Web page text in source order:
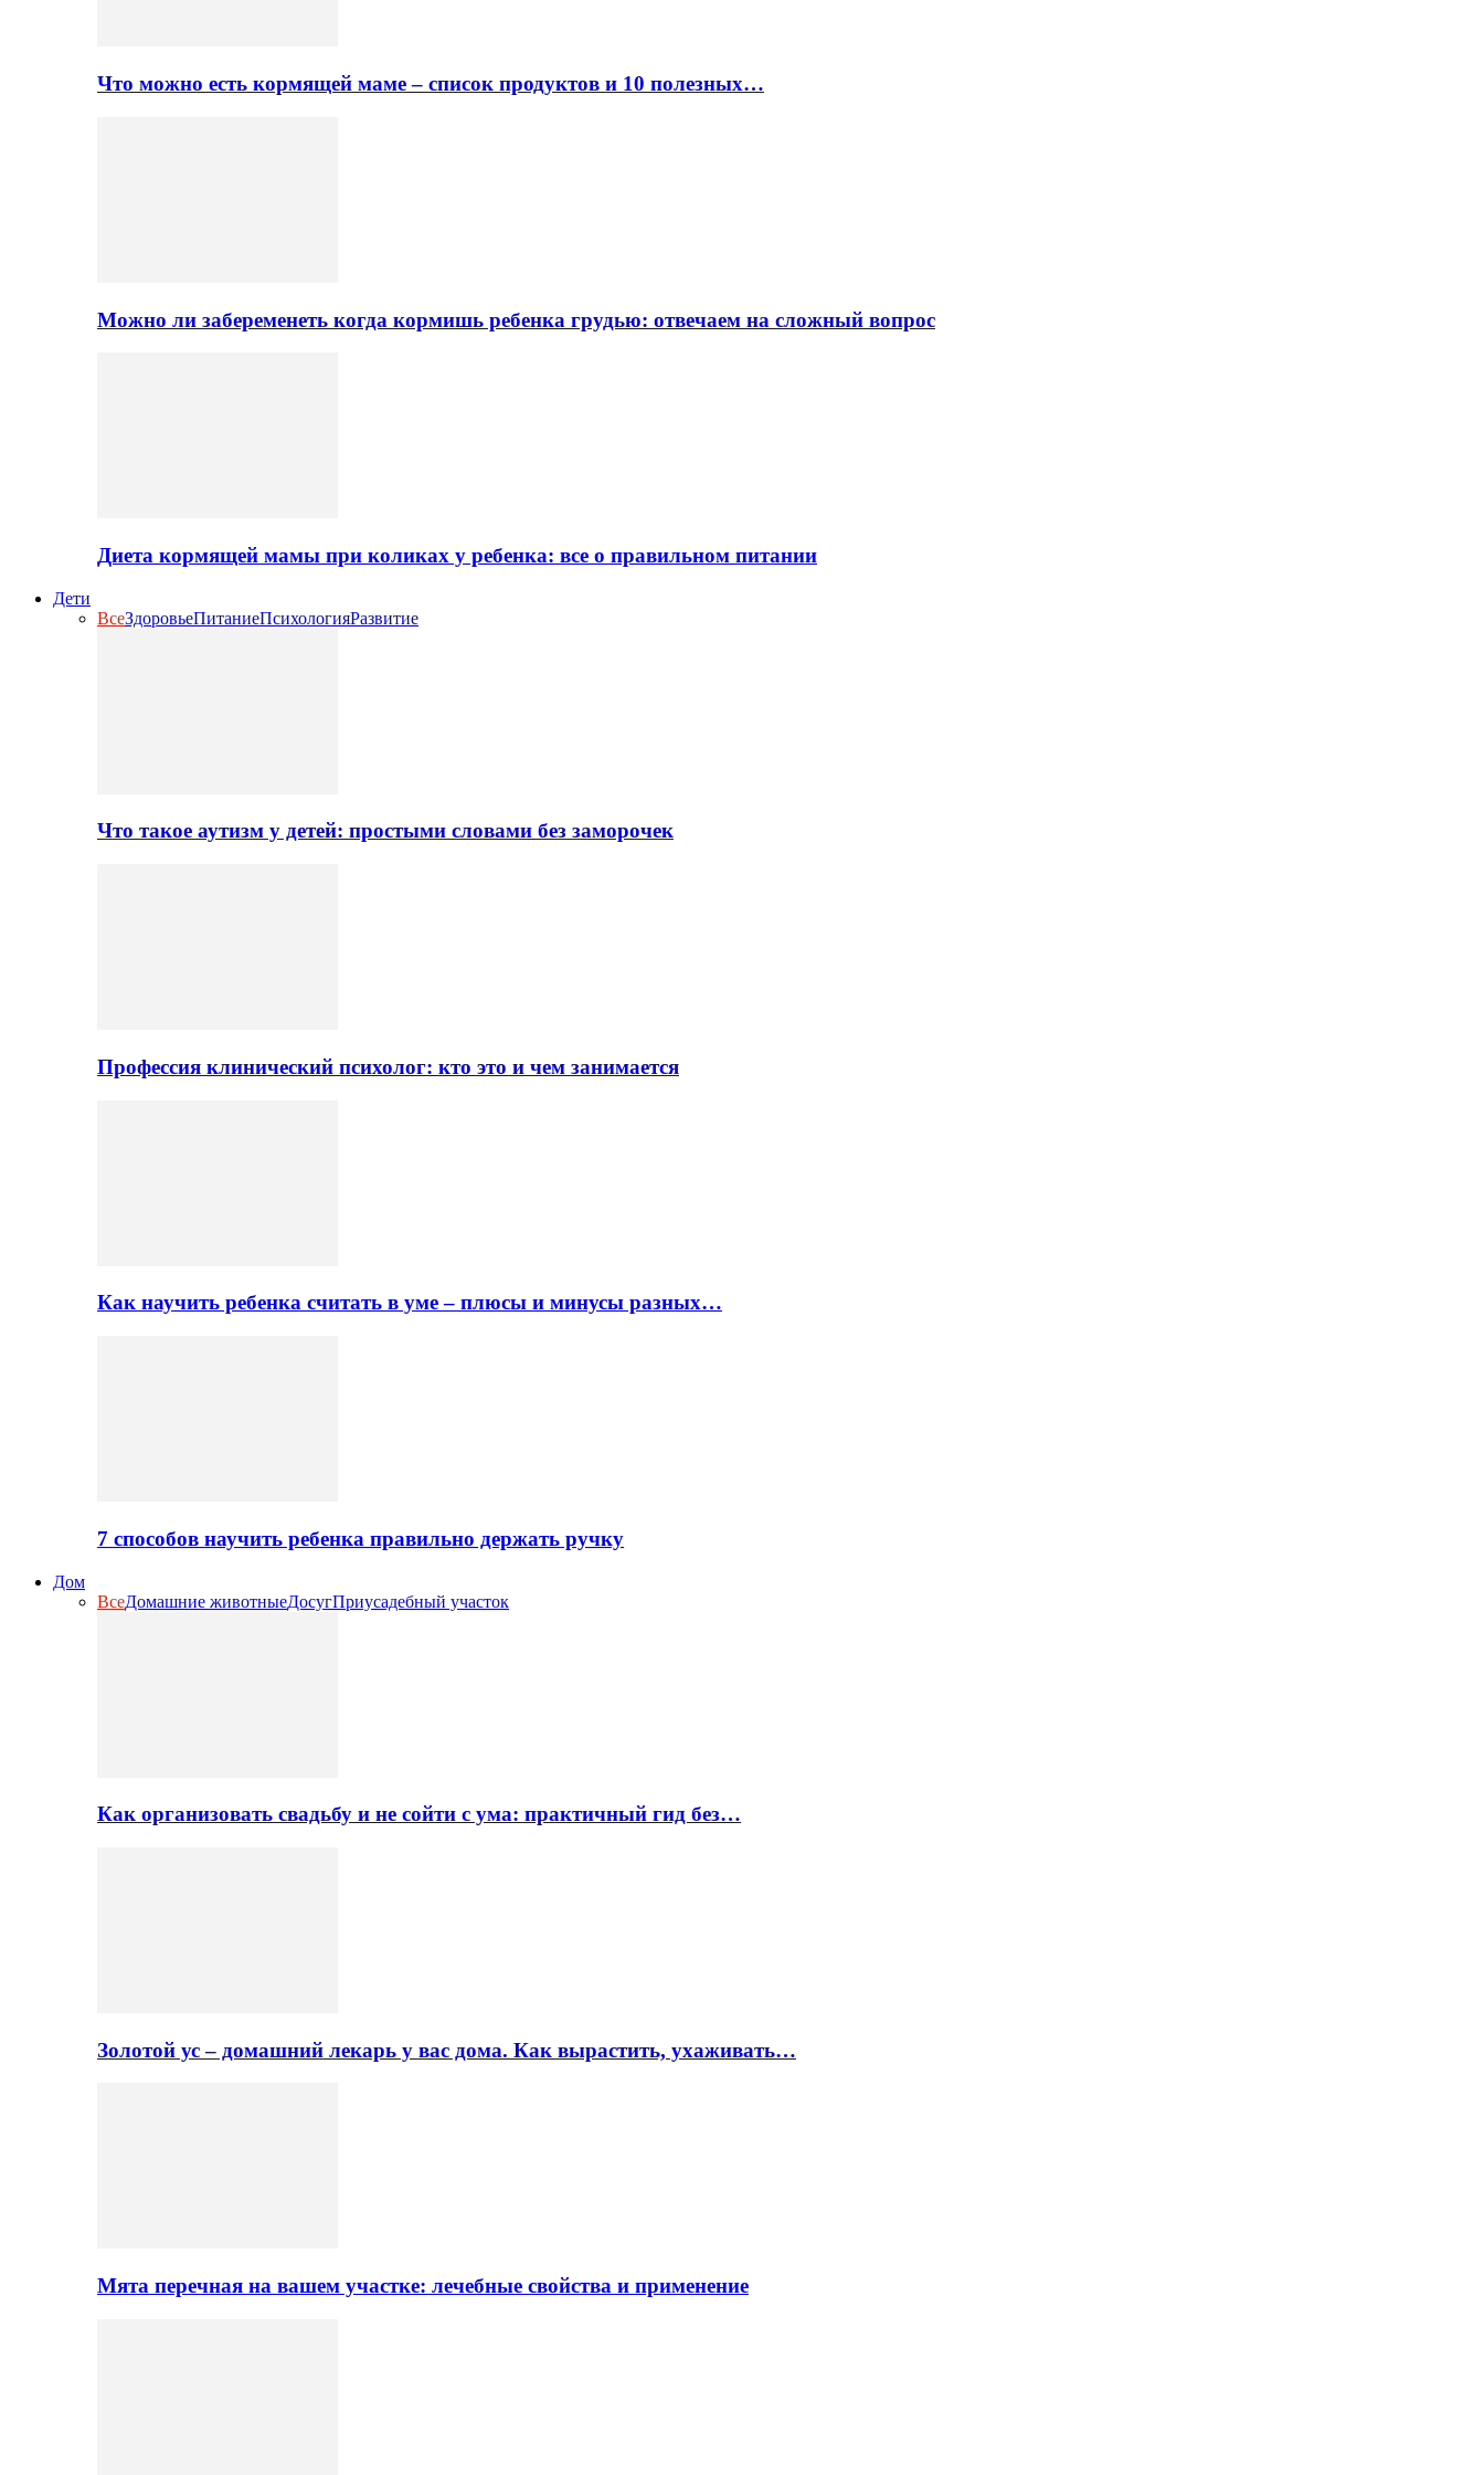
Что можно есть кормящей маме – список продуктов и 10 полезных…
Можно ли забеременеть когда кормишь ребенка грудью: отвечаем на сложный вопрос
Диета кормящей мамы при коликах у ребенка: все о правильном питании
Дети
ВсеЗдоровьеПитаниеПсихологияРазвитие
Что такое аутизм у детей: простыми словами без заморочек
Профессия клинический психолог: кто это и чем занимается
Как научить ребенка считать в уме – плюсы и минусы разных…
7 способов научить ребенка правильно держать ручку
Дом
ВсеДомашние животныеДосугПриусадебный участок
Как организовать свадьбу и не сойти с ума: практичный гид без…
Золотой ус – домашний лекарь у вас дома. Как вырастить, ухаживать…
Мята перечная на вашем участке: лечебные свойства и применение